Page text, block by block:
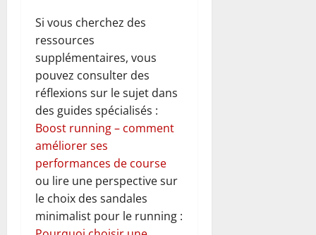
Si vous cherchez des
ressources
supplémentaires, vous
pouvez consulter des
réflexions sur le sujet dans
des guides spécialisés :
Boost running – comment
améliorer ses
performances de course
ou lire une perspective sur
le choix des sandales
minimalist pour le running :